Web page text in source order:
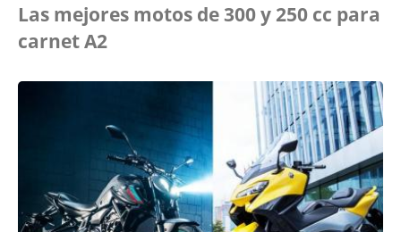
Las mejores motos de 300 y 250 cc para
carnet A2